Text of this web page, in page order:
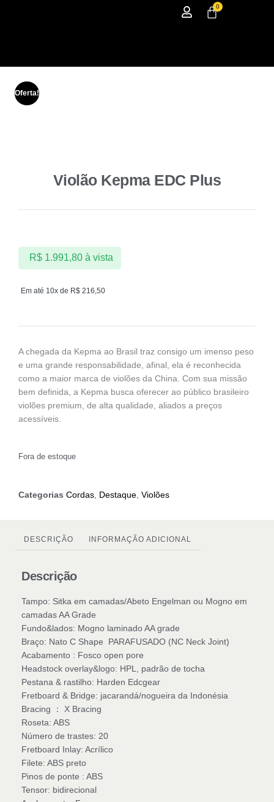
0
Oferta!
Violão Kepma EDC Plus
Em até 10x de R$ 216,50
R$1.991,80 à vista
A chegada da Kepma ao Brasil traz consigo um imenso peso
e uma grande responsabilidade, afinal, ela é reconhecida
como a maior marca de violões da China. Com sua missão
bem definida, a Kepma busca oferecer ao público brasileiro
violões premium, de alta qualidade, aliados a preços
acessíveis.
Fora de estoque
Categorias Cordas Destaque Violões
DESCRIÇÃO INFORMAÇÃO ADICIONAL
Descrição
Tampo: Sitka em camadas/Abeto Engelman ou Mogno em
camadas AA Grade
Fundo&lados: Mogno laminado AA grade
Braço: Nato C Shape PARAFUSADO (NC Neck Joint)
Acabamento : Fosco open pore
Headstock overlay&logo: HPL, padrão de tocha
Pestana & rastilho: Harden Edcgear
Fretboard & Bridge: jacarandá/nogueira da Indonésia
Bracing ： X Bracing
Roseta: ABS
Número de trastes: 20
Fretboard Inlay: Acrílico
Filete: ABS preto
Pinos de ponte : ABS
Tensor: bidirecional